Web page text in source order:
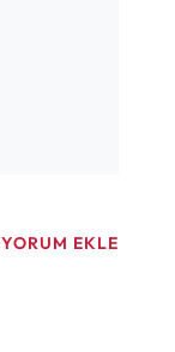
YORUM EKLE